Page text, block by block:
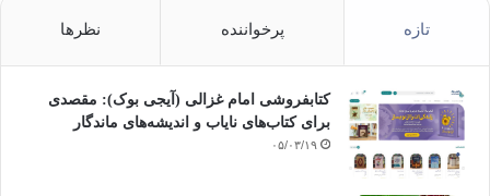
تازه پرخواننده نظرها
کتابفروشی امام غزالی (آیجی بوک): مقصدی
برای کتاب‌های نایاب و اندیشه‌های ماندگار
۰۵/۰۳/۱۹